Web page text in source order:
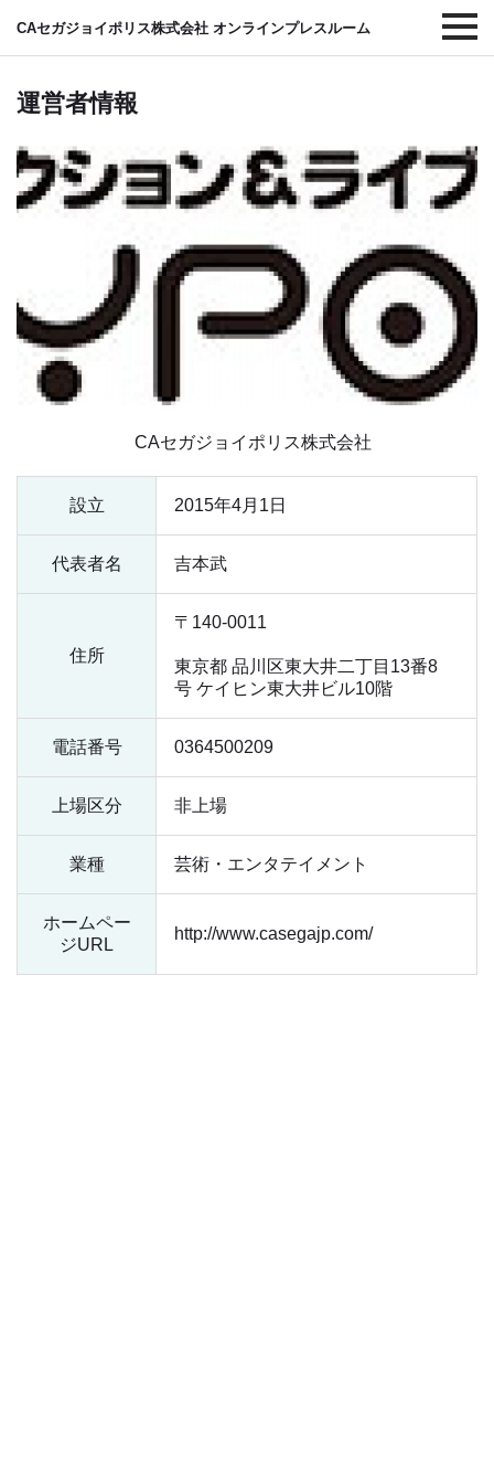
CAセガジョイポリス株式会社 オンラインプレスルーム
運営者情報
CAセガジョイポリス株式会社
設立 2015年4月1日
代表者名 吉本武
住所
〒140-0011
東京都 品川区東大井二丁目13番8
号 ケイヒン東大井ビル10階
電話番号 0364500209
上場区分 非上場
業種 芸術・エンタテイメント
ホームペー
ジURL
http://www.casegajp.com/